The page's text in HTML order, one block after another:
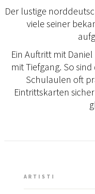
Der lustige
viele seiner
Ein Auftritt mit
mit Tiefgang. So
Schulaulen oft
Eintrittskarten
ARTISTI